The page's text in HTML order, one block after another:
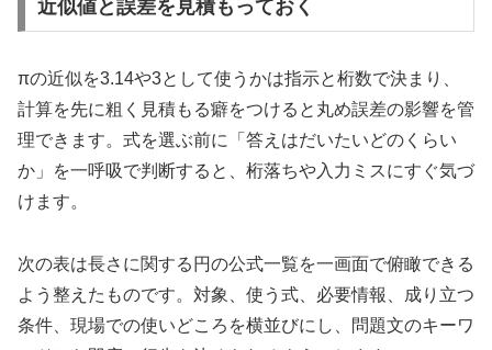
近似値と誤差を見積もっておく
πの近似を3.14や3として使うかは指示と桁数で決まり、
計算を先に粗く見積もる癖をつけると丸め誤差の影響を管
理できます。式を選ぶ前に「答えはだいたいどのくらい
か」を一呼吸で判断すると、桁落ちや入力ミスにすぐ気づ
けます。
次の表は長さに関する円の公式一覧を一画面で俯瞰できる
よう整えたものです。対象、使う式、必要情報、成り立つ
条件、現場での使いどころを横並びにし、問題文のキーワ